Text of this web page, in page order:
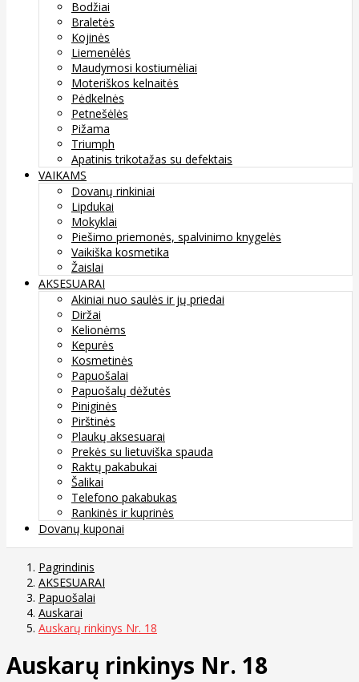
Bodžiai
Braletės
Kojinės
Liemenėlės
Maudymosi kostiumėliai
Moteriškos kelnaitės
Pėdkelnės
Petnešėlės
Pižama
Triumph
Apatinis trikotažas su defektais
VAIKAMS
Dovanų rinkiniai
Lipdukai
Mokyklai
Piešimo priemonės, spalvinimo knygelės
Vaikiška kosmetika
Žaislai
AKSESUARAI
Akiniai nuo saulės ir jų priedai
Diržai
Kelionėms
Kepurės
Kosmetinės
Papuošalai
Papuošalų dėžutės
Piniginės
Pirštinės
Plaukų aksesuarai
Prekės su lietuviška spauda
Raktų pakabukai
Šalikai
Telefono pakabukas
Rankinės ir kuprinės
Dovanų kuponai
Pagrindinis
AKSESUARAI
Papuošalai
Auskarai
Auskarų rinkinys Nr. 18
Auskarų rinkinys Nr. 18